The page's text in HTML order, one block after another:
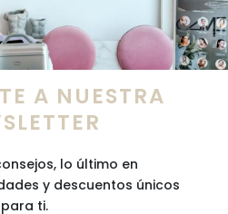
A NUESTRA
lo último en
y descuentos únicos
para ti.